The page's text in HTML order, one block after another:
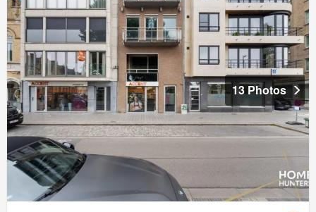
13 Photos